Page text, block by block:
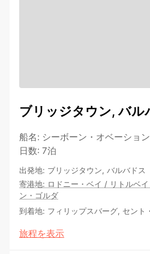
ブリッジタウン, バル
船名: シーボーン・オベーション
日数: 7泊
出発地: ブリッジタウン, バルバドス
寄港地: ロドニー・ベイ / リトルベイ
ン・ゴルダ
到着地: フィリップスバーグ, セント
旅程を表示